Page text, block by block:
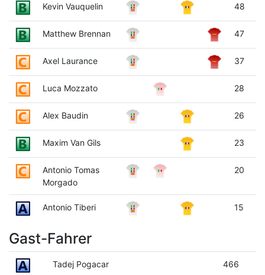
Kevin Vauquelin 48
Matthew Brennan 47
Axel Laurance 37
Luca Mozzato 28
Alex Baudin 26
Maxim Van Gils 23
Antonio Tomas
Morgado
20
Antonio Tiberi 15
Gast-Fahrer
Tadej Pogacar 466